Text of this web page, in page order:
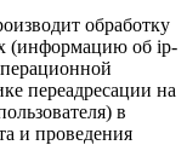
обработку
(информацию об ip-
переадресации на
в
и проведения